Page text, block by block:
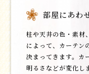
部屋にあわ
柱や天井の色・素材
によって、カーテン
決まってきます。カ
明るさなどが変化し